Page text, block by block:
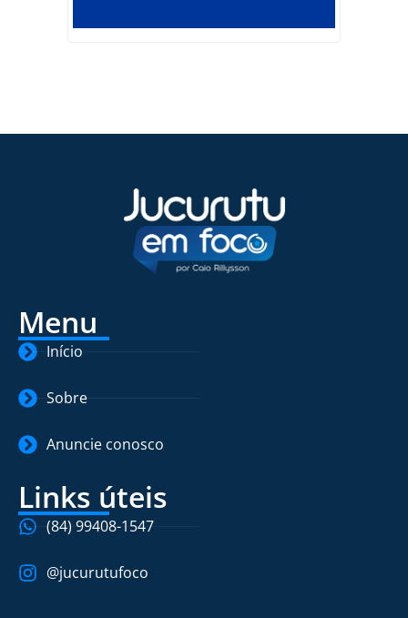
Menu
Início
Sobre
Anuncie conosco
Links úteis
(84) 99408-1547
@jucurutufoco